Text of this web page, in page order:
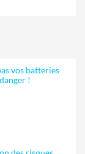
vos batteries
!